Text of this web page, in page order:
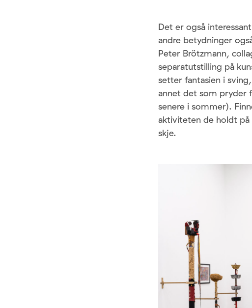
Det er også
andre betydninger
Peter Brötzmann,
separatutstilling på
setter fantasien i
annet det som pryder
senere i sommer).
aktiviteten de holdt
skje.